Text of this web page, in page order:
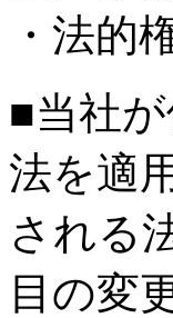
・法的
■当社
法を適
される
目の変